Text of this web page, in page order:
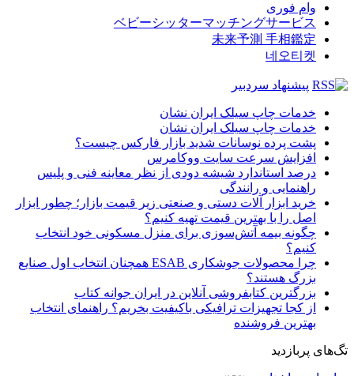
وام فوری
ベビーシッターマッチングサービス
未来予測 手相鑑定
네오티켓
پیشنهاد سردبیر
خدمات چاپ سیلک ایران نشان
خدمات چاپ سیلک ایران نشان
پشت پرده نوسانات شدید بازار فارکس چیست؟
افزایش سرعت سایت ووکامرس
درصد استاندارد شیشه دودی از نظر معاینه فنی و پلیس
راهنمایی و رانندگی
خرید ابزار آلات دستی و صنعتی زیر قیمت بازار؛ چطور ابزار
اصل را با بهترین قیمت تهیه کنیم؟
چگونه بیمه آتش‌سوزی برای منزل مسکونی خود انتخاب
کنیم؟
چرا محصولات جوشکاری ESAB همچنان انتخاب اول صنایع
بزرگ هستند؟
بزرگترین کتابفروشی آنلاین در ایران جوانه کتاب
از کجا تجهیزات ترافیکی باکیفیت بخریم؟ راهنمای انتخاب
بهترین فروشنده
تگ‌های پربازدید